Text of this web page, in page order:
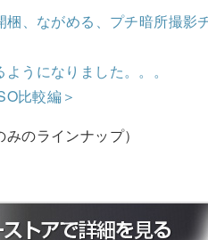
、ながめる、プチ暗所撮影
うになりました。。。
比較編＞
みのラインナップ）